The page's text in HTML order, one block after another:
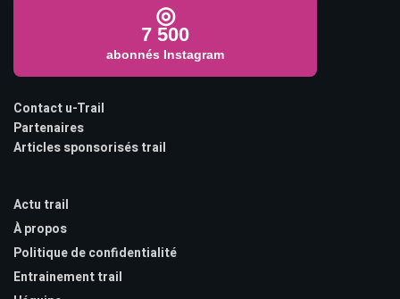
◎
7 500
abonnés Instagram
Contact u-Trail
Partenaires
Articles sponsorisés trail
Actu trail
À propos
Politique de confidentialité
Entrainement trail